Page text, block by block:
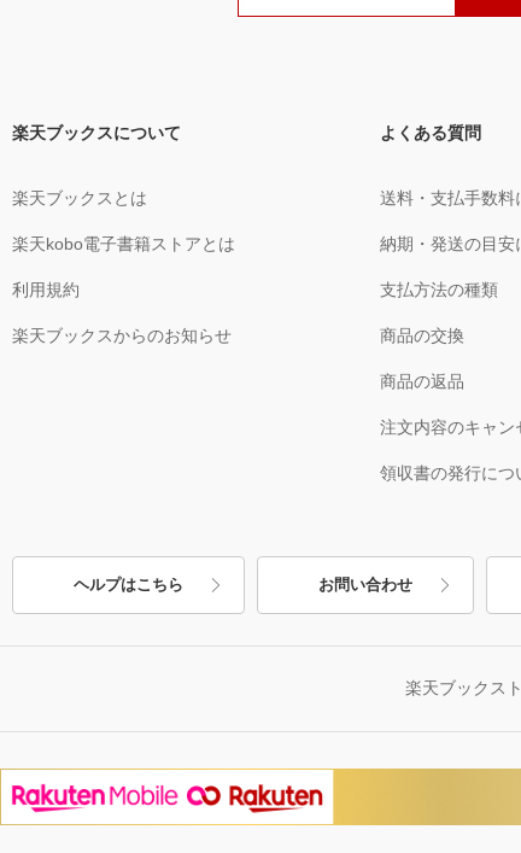
楽天ブックスについて
楽天ブックスとは
楽天kobo電子書籍ストアとは
利用規約
楽天ブックスからのお知らせ
よくある質問
送料・支払手数料
納期・発送の目安
支払方法の種類
商品の交換
商品の返品
注文内容のキャン
領収書の発行につ
ヘルプはこちら お問い合わせ
楽天ブックス